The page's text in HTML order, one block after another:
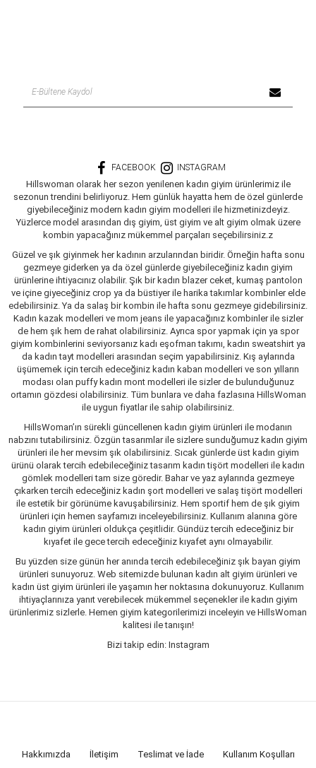
FACEBOOK INSTAGRAM
Hillswoman olarak her sezon yenilenen kadın giyim ürünlerimiz ile
sezonun trendini belirliyoruz. Hem günlük hayatta hem de özel günlerde
giyebileceğiniz modern kadın giyim modelleri ile hizmetinizdeyiz.
Yüzlerce model arasından dış giyim, üst giyim ve alt giyim olmak üzere
kombin yapacağınız mükemmel parçaları seçebilirsiniz.z
Güzel ve şık giyinmek her kadının arzularından biridir. Örneğin hafta sonu
gezmeye giderken ya da özel günlerde giyebileceğiniz kadın giyim
ürünlerine ihtiyacınız olabilir. Şık bir kadın blazer ceket, kumaş pantolon
ve içine giyeceğiniz crop ya da büstiyer ile harika takımlar kombinler elde
edebilirsiniz. Ya da salaş bir kombin ile hafta sonu gezmeye gidebilirsiniz.
Kadın kazak modelleri ve mom jeans ile yapacağınız kombinler ile sizler
de hem şık hem de rahat olabilirsiniz. Ayrıca spor yapmak için ya spor
giyim kombinlerini seviyorsanız kadı eşofman takımı, kadın sweatshirt ya
da kadın tayt modelleri arasından seçim yapabilirsiniz. Kış aylarında
üşümemek için tercih edeceğiniz kadın kaban modelleri ve son yılların
modası olan puffy kadın mont modelleri ile sizler de bulunduğunuz
ortamın gözdesi olabilirsiniz. Tüm bunlara ve daha fazlasına HillsWoman
ile uygun fiyatlar ile sahip olabilirsiniz.
HillsWoman’ın sürekli güncellenen kadın giyim ürünleri ile modanın
nabzını tutabilirsiniz. Özgün tasarımlar ile sizlere sunduğumuz kadın giyim
ürünleri ile her mevsim şık olabilirsiniz. Sıcak günlerde üst kadın giyim
ürünü olarak tercih edebileceğiniz tasarım kadın tişört modelleri ile kadın
gömlek modelleri tam size göredir. Bahar ve yaz aylarında gezmeye
çıkarken tercih edeceğiniz kadın şort modelleri ve salaş tişört modelleri
ile estetik bir görünüme kavuşabilirsiniz. Hem sportif hem de şık giyim
ürünleri için hemen sayfamızı inceleyebilirsiniz. Kullanım alanına göre
kadın giyim ürünleri oldukça çeşitlidir. Gündüz tercih edeceğiniz bir
kıyafet ile gece tercih edeceğiniz kıyafet aynı olmayabilir.
Bu yüzden size günün her anında tercih edebileceğiniz şık bayan giyim
ürünleri sunuyoruz. Web sitemizde bulunan kadın alt giyim ürünleri ve
kadın üst giyim ürünleri ile yaşamın her noktasına dokunuyoruz. Kullanım
ihtiyaçlarınıza yanıt verebilecek mükemmel seçenekler ile kadın giyim
ürünlerimiz sizlerle. Hemen giyim kategorilerimizi inceleyin ve HillsWoman
kalitesi ile tanışın!
Bizi takip edin: Instagram
Hakkımızda İletişim Teslimat ve İade Kullanım Koşulları